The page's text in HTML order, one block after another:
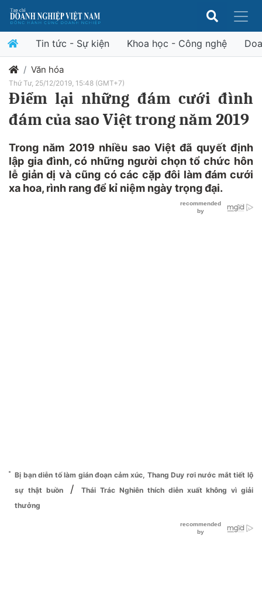
Tin tức - Sự kiện Khoa học - Công nghệ
Văn hóa
Thứ Tư, 25/12/2019, 15:48 (GMT+7)
Điểm lại những đám cưới đình
đám của sao Việt trong năm 2019
Trong năm 2019 nhiều sao Việt đã quyết định
lập gia đình, có những người chọn tổ chức hôn
lễ giản dị và cũng có các cặp đôi làm đám cưới
xa hoa, rình rang để kỉ niệm ngày trọng đại.
Bị bạn diễn tố làm gián đoạn cảm xúc, Thang Duy rơi nước mắt tiết lộ
sự thật buồn
/
Thái Trác Nghiên thích diễn xuất không vì giải
thưởng